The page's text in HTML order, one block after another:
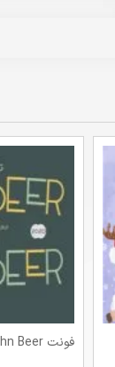
فونت John Beer